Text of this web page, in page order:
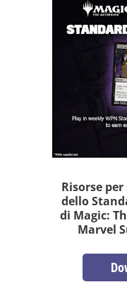
Risorse
dello
di Magic:
Marvel